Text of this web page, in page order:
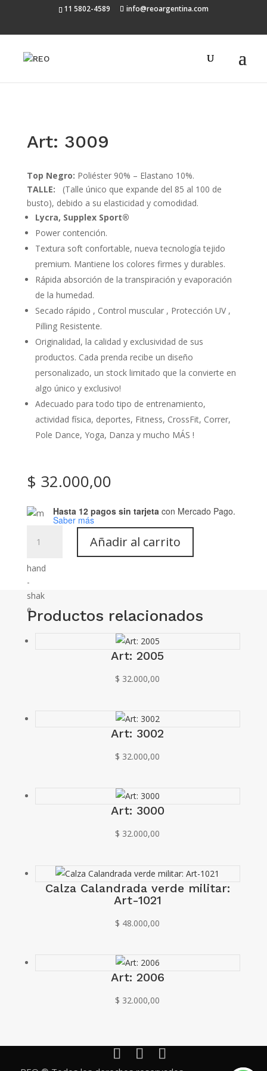
11 5802-4589 info@reoargentina.com
Art: 3009
Top Negro: Poliéster 90% – Elastano 10%.
TALLE:
(Talle único que expande del 85 al 100 de
busto), debido a su elasticidad y comodidad.
Lycra, Supplex Sport®
Power contención.
Textura soft confortable, nueva tecnología tejido
premium. Mantiene los colores firmes y durables.
Rápida absorción de la transpiración y evaporación
de la humedad.
Secado rápido , Control muscular , Protección UV ,
Pilling Resistente.
Originalidad, la calidad y exclusividad de sus
productos. Cada prenda recibe un diseño
personalizado, un stock limitado que la convierte en
algo único y exclusivo!
Adecuado para todo tipo de entrenamiento,
actividad física, deportes, Fitness, CrossFit, Correr,
Pole Dance, Yoga, Danza y mucho MÁS !
$ 32.000,00
Hasta 12 pagos sin tarjetacon Mercado Pago.
Saber más
3009
Añadir al carrito
Productos relacionados
Art: 2005
$ 32.000,00
Art: 3002
$ 32.000,00
Art: 3000
$ 32.000,00
Calza Calandrada verde militar:
Art-1021
$ 48.000,00
Art: 2006
$ 32.000,00